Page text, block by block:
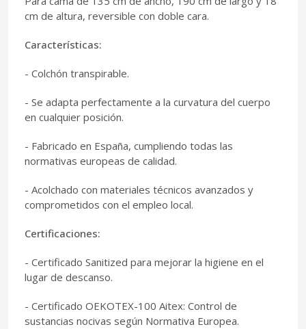
cm de altura, reversible con doble cara.
Características:
- Colchón transpirable.
- Se adapta perfectamente a la curvatura del cuerpo
en cualquier posición.
- Fabricado en España, cumpliendo todas las
normativas europeas de calidad.
- Acolchado con materiales técnicos avanzados y
comprometidos con el empleo local.
Certificaciones:
- Certificado Sanitized para mejorar la higiene en el
lugar de descanso.
- Certificado OEKOTEX-100 Aitex: Control de
sustancias nocivas según Normativa Europea.